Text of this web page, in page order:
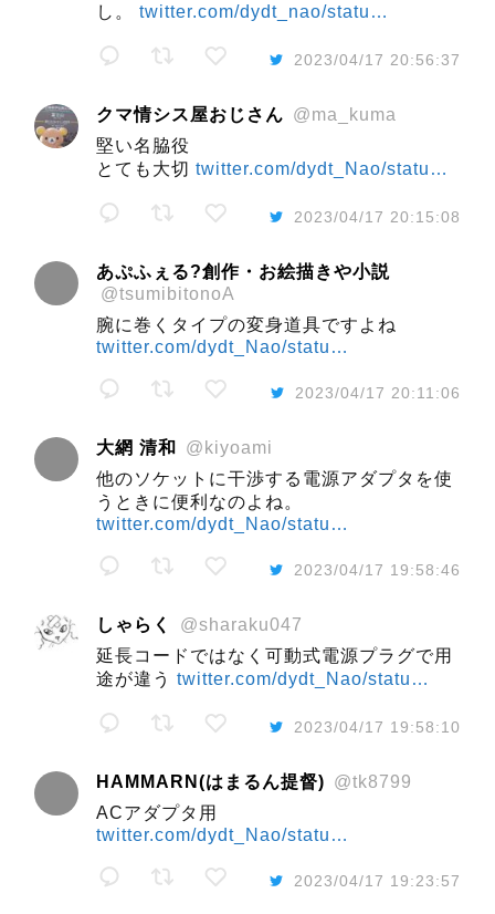
し。 twitter.com/dydt_nao/statu…
2023/04/17 20:56:37
クマ情シス屋おじさん @ma_kuma
堅い名脇役
とても大切 twitter.com/dydt_Nao/statu…
2023/04/17 20:15:08
あぷふぇる?創作・お絵描きや小説
@tsumibitonoA
腕に巻くタイプの変身道具ですよね
twitter.com/dydt_Nao/statu…
2023/04/17 20:11:06
大網 清和
@kiyoami
他のソケットに干渉する電源アダプタを使
うときに便利なのよね。
twitter.com/dydt_Nao/statu…
2023/04/17 19:58:46
しゃらく
@sharaku047
延長コードではなく可動式電源プラグで用
途が違う twitter.com/dydt_Nao/statu…
2023/04/17 19:58:10
HAMMARN(はまるん提督) @tk8799
ACアダプタ用
twitter.com/dydt_Nao/statu…
2023/04/17 19:23:57